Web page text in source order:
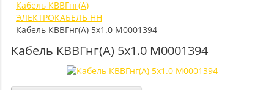
Кабель КВВГнг(А)
ЭЛЕКТРОКАБЕЛЬ НН
Кабель КВВГнг(А) 5х1.0 M0001394
Кабель КВВГнг(А) 5х1.0 M0001394